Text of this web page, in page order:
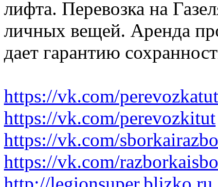
лифта. Перевозка на
личных вещей. Аренда
дает гарантию
https://vk.com/perevozkatut
https://vk.com/perevozkitut
https://vk.com/
https://vk.com/